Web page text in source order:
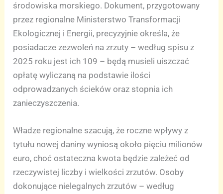
środowiska morskiego. Dokument, przygotowany
przez regionalne Ministerstwo Transformacji
Ekologicznej i Energii, precyzyjnie określa, że
posiadacze zezwoleń na zrzuty – według spisu z
2025 roku jest ich 109 – będą musieli uiszczać
opłatę wyliczaną na podstawie ilości
odprowadzanych ścieków oraz stopnia ich
zanieczyszczenia.
Władze regionalne szacują, że roczne wpływy z
tytułu nowej daniny wyniosą około pięciu milionów
euro, choć ostateczna kwota będzie zależeć od
rzeczywistej liczby i wielkości zrzutów. Osoby
dokonujące nielegalnych zrzutów – według